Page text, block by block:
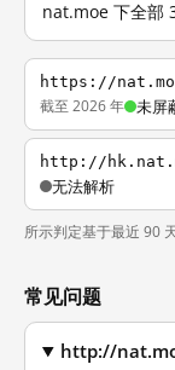
nat.moe 下全部
https://
截至 2026 年 未屏
http://
无法解析
所示判定基于最近 90
常见问题
http://